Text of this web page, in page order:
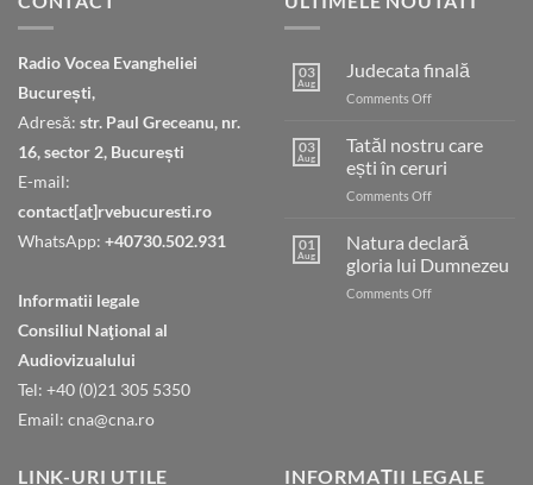
Radio Vocea Evangheliei
București,
Adresă: str. Paul Greceanu, nr.
16, sector 2, București
E-mail:
contact[at]rvebucuresti.ro
WhatsApp: +40730.502.931
Informatii legale
Consiliul Naţional al
Audiovizualului
Tel: +40 (0)21 305 5350
Email: cna@cna.ro
03
Aug
Judecata finală
Comments Offon
03
Aug
Tatăl nostru care
ești în ceruri
Comments Offon
nostru
ești
în
01
Aug
Natura declară
gloria lui Dumnezeu
Comments Offon
LINK-URI UTILE INFORMAȚII LEGALE